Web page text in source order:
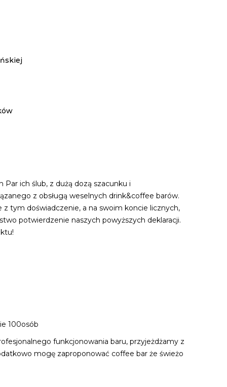
ich ślub, z dużą dozą szacunku i
z obsługą weselnych drink&coffee barów.
z tym doświadczenie, a na swoim koncie licznych,
potwierdzenie naszych powyższych deklaracji.
100osób
funkcjonowania baru, przyjeżdżamy z
mogę zaproponować coffee bar że świeżo